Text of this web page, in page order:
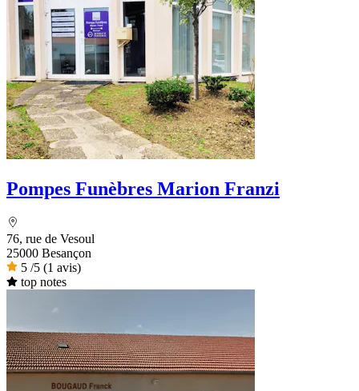
Pompes Funèbres Marion Franzi
76, rue de Vesoul
25000 Besançon
5 /5 (1 avis)
top notes